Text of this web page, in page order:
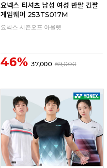
요넥스 티셔츠 남성 여성 반팔 긴팔
게임웨어 253TS017M
요넥스 시즌오프 아울렛
46% 37,000 69,000